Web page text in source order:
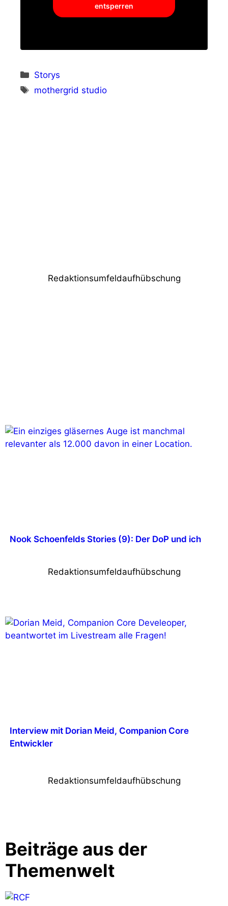
entsperren
Kategorien
Storys
Schlagwörter
mothergrid studio
Redaktionsumfeldaufhübschung
Nook Schoenfelds Stories (9): Der DoP und ich
Redaktionsumfeldaufhübschung
Interview mit Dorian Meid, Companion Core
Entwickler
Redaktionsumfeldaufhübschung
Beiträge aus der
Themenwelt